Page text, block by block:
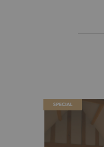
SPECIAL